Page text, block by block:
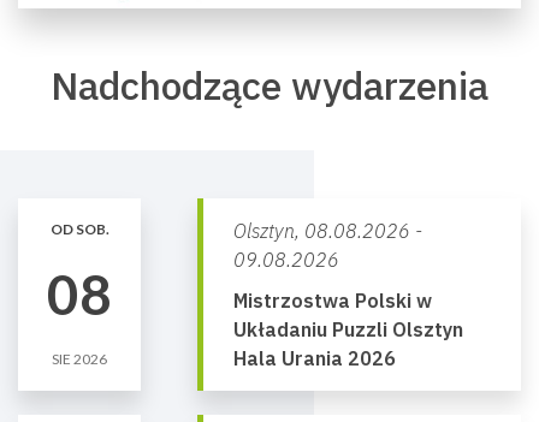
Nadchodzące wydarzenia
OD SOB.
08
SIE 2026
Olsztyn, 08.08.2026 -
09.08.2026
Mistrzostwa Polski w
Układaniu Puzzli Olsztyn
Hala Urania 2026